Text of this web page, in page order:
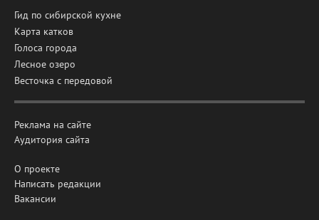
Гид по сибирской кухне
Карта катков
Голоса города
Лесное озеро
Весточка с передовой
Реклама на сайте
Аудитория сайта
О проекте
Написать редакции
Вакансии